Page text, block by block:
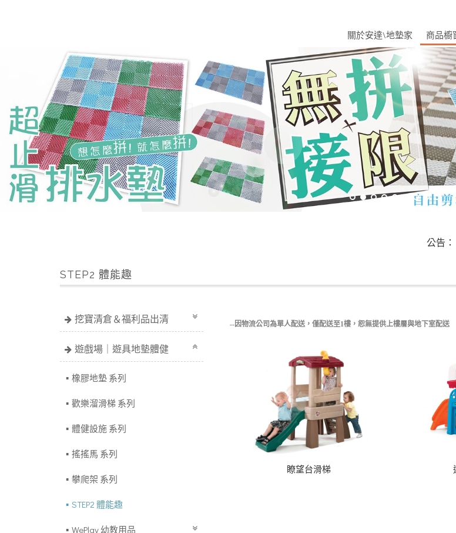
關於安達\地墊家 商品櫥
公告： 詐
STEP2 體能趣
挖寶清倉＆福利品出清
遊戲場｜遊具地墊體健
橡膠地墊 系列
歡樂溜滑梯 系列
體健設施 系列
搖搖馬 系列
攀爬架 系列
STEP2 體能趣
WePlay 幼教用品
--因物流公司為單人配送，僅配送至1樓，恕無提供上樓層與地下室配送
瞭望台滑梯